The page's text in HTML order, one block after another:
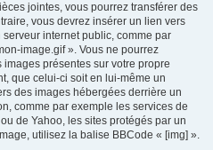
jointes, vous pourrez transférer des
vous devrez insérer un lien vers
internet public, comme par
image.gif ». Vous ne pourrez
présentes sur votre propre
que celui-ci soit en lui-même un
des images hébergées derrière un
comme par exemple les services de
de Yahoo, les sites protégés par un
utilisez la balise BBCode « [img] ».